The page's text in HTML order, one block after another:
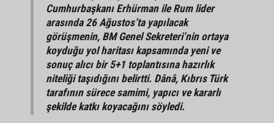
Cumhurbaşkanı Erhürman ile Rum lider
arasında 26 Ağustos’ta yapılacak
görüşmenin, BM Genel Sekreteri’nin ortaya
koyduğu yol haritası kapsamında yeni ve
sonuç alıcı bir 5+1 toplantısına hazırlık
niteliği taşıdığını belirtti. Dânâ, Kıbrıs Türk
tarafının sürece samimi, yapıcı ve kararlı
şekilde katkı koyacağını söyledi.